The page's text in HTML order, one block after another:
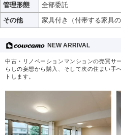
管理形態
全部委託
その他
家具付き（付帯する家具
NEW ARRIVAL
中古・リノベーションマンションの売買サ
らしの妄想から購入、そして次の住まい手
トします。